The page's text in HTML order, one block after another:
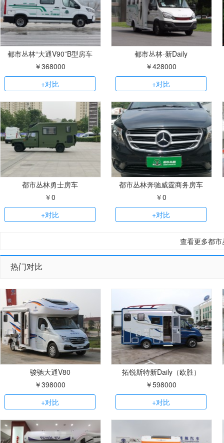
都市丛林“大通V90”B型房车
￥368000
+对比
都市丛林-新Daily
￥428000
+对比
都市丛林勇士房车
￥0
+对比
都市丛林奔驰威霆商务房车
￥0
+对比
查看更多都
热门对比
骏驰大通V80
￥398000
+对比
拓锐斯特新Daily（欧胜）
￥598000
+对比